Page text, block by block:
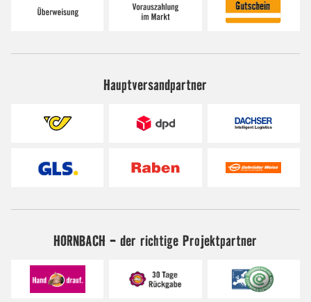
Hauptversandpartner
HORNBACH - der richtige Projektpartner